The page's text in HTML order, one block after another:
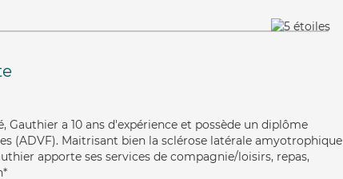
Gauthier a 10 ans d'expérience et possède un diplôme
(ADVF). Maitrisant bien la sclérose latérale amyotrophique
apporte ses services de compagnie/loisirs, repas,